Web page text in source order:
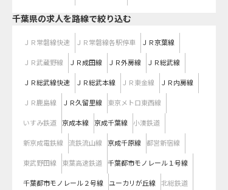
千葉県の求人を路線で絞り込む
ＪＲ常磐線快速 ＪＲ常磐線各駅停車 ＪＲ京葉線
ＪＲ武蔵野線 ＪＲ成田線 ＪＲ外房線 ＪＲ総武線
ＪＲ総武線快速 ＪＲ総武本線 ＪＲ東金線 ＪＲ内房線
ＪＲ鹿島線 ＪＲ久留里線 東京メトロ東西線
いすみ鉄道 京成本線 京成千葉線 小湊鉄道
新京成電鉄線 流鉄流山線 京成千原線 都営新宿線
東武野田線 東葉高速鉄道 千葉都市モノレール１号線
千葉都市モノレール２号線 ユーカリが丘線 北総鉄道